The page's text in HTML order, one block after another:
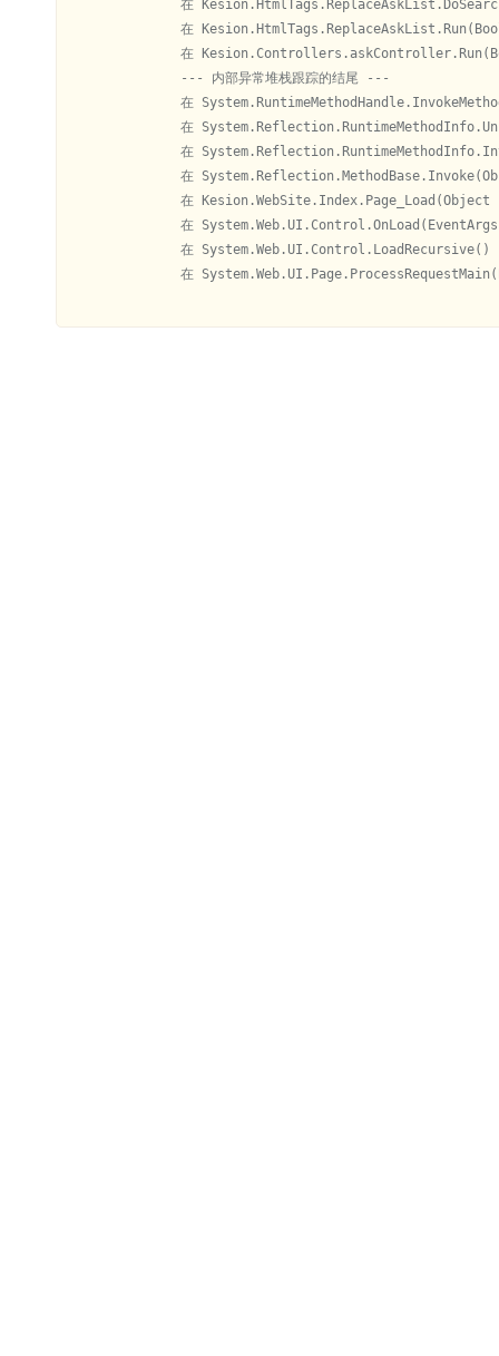
在
在
在
   --- 内部异常堆栈跟踪的结尾 ---
在
在
在
在
在 Kesion.WebSite.Index.Page_Load(Object
在
   在 System.Web.UI.Control.LoadRecursive()
在